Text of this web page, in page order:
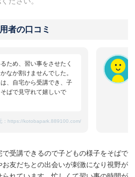
者の口コミ
ため、習い事をさせたく
なか割けませんでした。
、自宅から受講でき、子
ばで見守れて嬉しいで
： https://kotobapark.889100.com/
受講できるので子どもの様子をそばで
お友だちとの出会いが刺激になり視野が